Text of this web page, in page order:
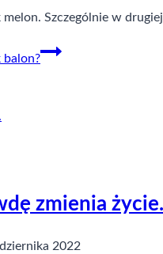
Szczególnie w
balon?
zmienia życie.
2022